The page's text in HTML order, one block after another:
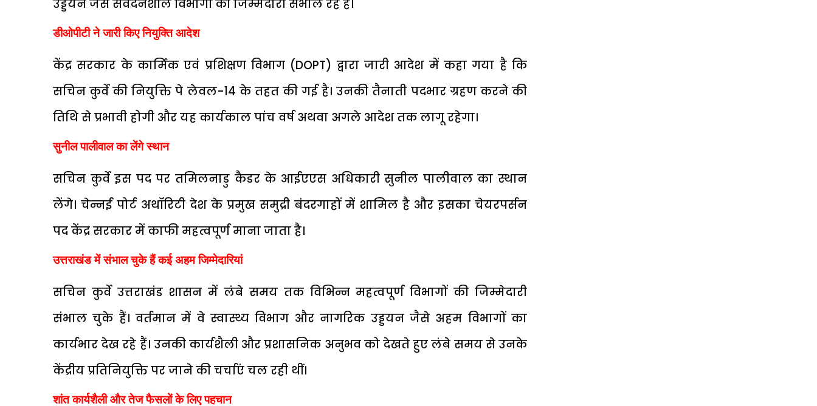
उड्डयन जैसे संवेदनशील विभागों की जिम्मेदारी संभाल रहे हैं।
डीओपीटी ने जारी किए नियुक्ति आदेश
केंद्र सरकार के कार्मिक एवं प्रशिक्षण विभाग (DOPT) द्वारा जारी आदेश में कहा गया है कि
सचिन कुर्वे की नियुक्ति पे लेवल-14 के तहत की गई है। उनकी तैनाती पदभार ग्रहण करने की
तिथि से प्रभावी होगी और यह कार्यकाल पांच वर्ष अथवा अगले आदेश तक लागू रहेगा।
सुनील पालीवाल का लेंगे स्थान
सचिन कुर्वे इस पद पर तमिलनाडु कैडर के आईएएस अधिकारीसुनील पालीवालका स्थान
लेंगे। चेन्नई पोर्ट अथॉरिटी देश के प्रमुख समुद्री बंदरगाहों में शामिल है और इसका चेयरपर्सन
पद केंद्र सरकार में काफी महत्वपूर्ण माना जाता है।
उत्तराखंड में संभाल चुके हैं कई अहम जिम्मेदारियां
सचिन कुर्वे उत्तराखंड शासन में लंबे समय तक विभिन्न महत्वपूर्ण विभागों की जिम्मेदारी
संभाल चुके हैं। वर्तमान में वे स्वास्थ्य विभाग और नागरिक उड्डयन जैसे अहम विभागों का
कार्यभार देख रहे हैं। उनकी कार्यशैली और प्रशासनिक अनुभव को देखते हुए लंबे समय से उनके
केंद्रीय प्रतिनियुक्ति पर जाने की चर्चाएं चल रही थीं।
शांत कार्यशैली और तेज फैसलों के लिए पहचान